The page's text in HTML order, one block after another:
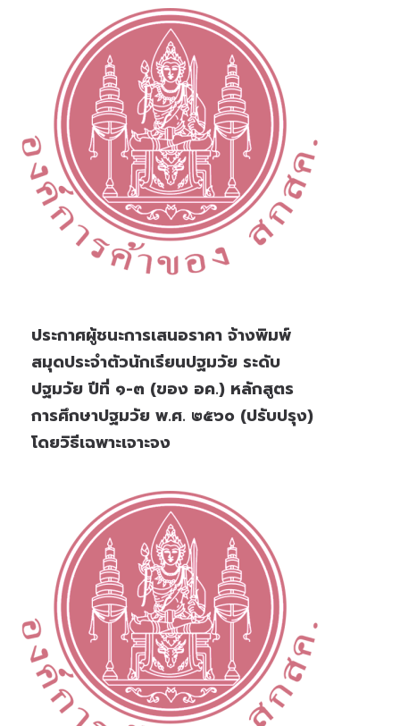
ประกาศผู้ชนะการเสนอราคา จ้างพิมพ์
สมุดประจำตัวนักเรียนปฐมวัย ระดับ
ปฐมวัย ปีที่ ๑-๓ (ของ อค.) หลักสูตร
การศึกษาปฐมวัย พ.ศ. ๒๕๖๐ (ปรับปรุง)
โดยวิธีเฉพาะเจาะจง